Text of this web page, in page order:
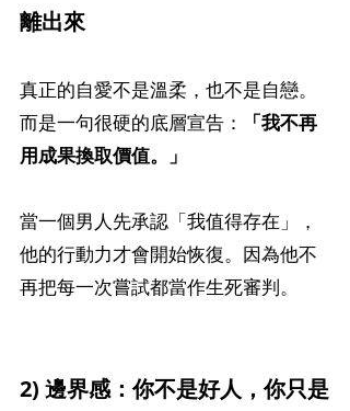
離出來
真正的自愛不是溫柔，也不是自戀。
而是一句很硬的底層宣告：
「我不再
用成果換取價值。」
當一個男人先承認「我值得存在」，
他的行動力才會開始恢復。因為他不
再把每一次嘗試都當作生死審判。
2) 邊界感：你不是好人，你只是